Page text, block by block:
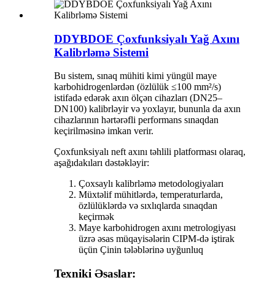
DDYBDOE Çoxfunksiyalı Yağ Axını
Kalibrləmə Sistemi
Bu sistem, sınaq mühiti kimi yüngül maye
karbohidrogenlərdən (özlülük ≤100 mm²/s)
istifadə edərək axın ölçən cihazları (DN25–
DN100) kalibrləyir və yoxlayır, bununla da axın
cihazlarının hərtərəfli performans sınaqdan
keçirilməsinə imkan verir.
Çoxfunksiyalı neft axını təhlili platforması olaraq,
aşağıdakıları dəstəkləyir:
Çoxsaylı kalibrləmə metodologiyaları
Müxtəlif mühitlərdə, temperaturlarda,
özlülüklərdə və sıxlıqlarda sınaqdan
keçirmək
Maye karbohidrogen axını metrologiyası
üzrə əsas müqayisələrin CIPM-də iştirak
üçün Çinin tələblərinə uyğunluq
Texniki Əsaslar: